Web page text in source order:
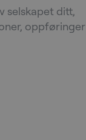
selskapet ditt,
oppføringer